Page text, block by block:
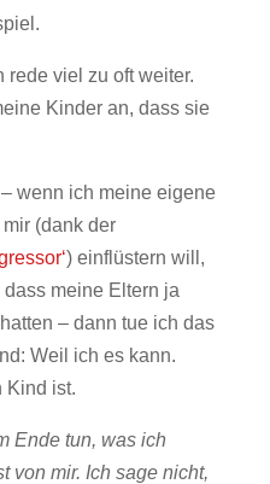
rede viel zu oft weiter.
Kinder an, dass sie
wenn ich meine eigene
(dank der
) einflüstern will,
meine Eltern ja
– dann tue ich das
Weil ich es kann.
Kind ist.
Ende tun, was ich
von mir. Ich sage nicht,